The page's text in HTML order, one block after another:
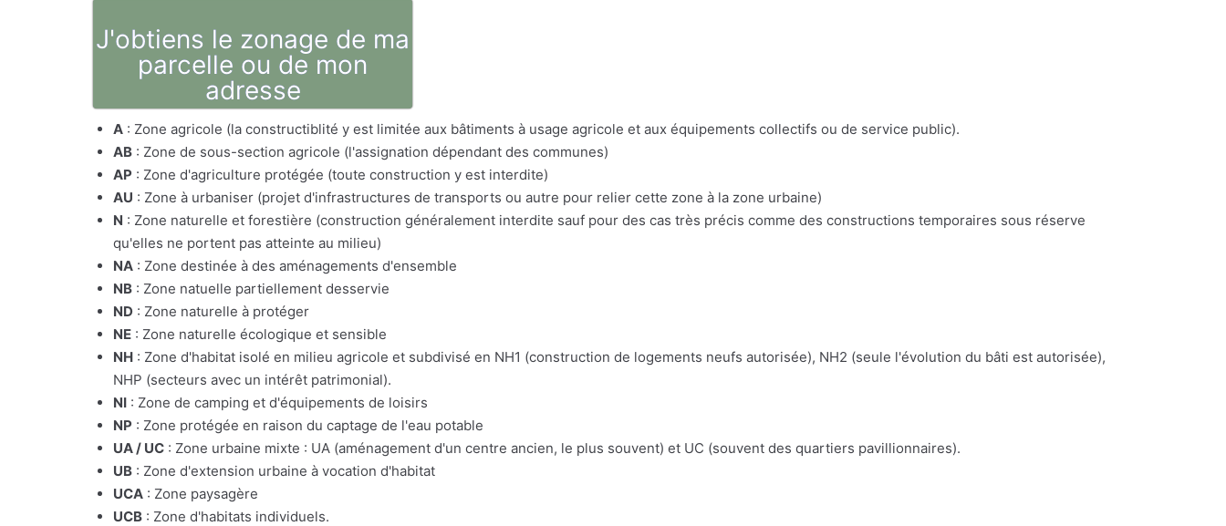
J'obtiens le zonage de ma
parcelle ou de mon
adresse
A : Zone agricole (la constructiblité y est limitée aux bâtiments à usage agricole et aux équipements collectifs ou de service public).
AB : Zone de sous-section agricole (l'assignation dépendant des communes)
AP : Zone d'agriculture protégée (toute construction y est interdite)
AU : Zone à urbaniser (projet d'infrastructures de transports ou autre pour relier cette zone à la zone urbaine)
N : Zone naturelle et forestière (construction généralement interdite sauf pour des cas très précis comme des constructions temporaires sous réserve
qu'elles ne portent pas atteinte au milieu)
NA : Zone destinée à des aménagements d'ensemble
NB : Zone natuelle partiellement desservie
ND : Zone naturelle à protéger
NE : Zone naturelle écologique et sensible
NH : Zone d'habitat isolé en milieu agricole et subdivisé en NH1 (construction de logements neufs autorisée), NH2 (seule l'évolution du bâti est autorisée),
NHP (secteurs avec un intérêt patrimonial).
NI : Zone de camping et d'équipements de loisirs
NP : Zone protégée en raison du captage de l'eau potable
UA / UC : Zone urbaine mixte : UA (aménagement d'un centre ancien, le plus souvent) et UC (souvent des quartiers pavillionnaires).
UB : Zone d'extension urbaine à vocation d'habitat
UCA : Zone paysagère
UCB : Zone d'habitats individuels.